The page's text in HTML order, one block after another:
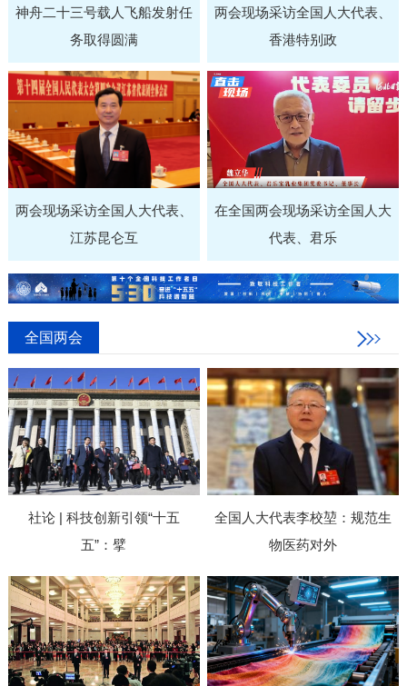
神舟二十三号载人飞船发射任
务取得圆满
两会现场采访全国人大代表、
香港特别政
两会现场采访全国人大代表、
江苏昆仑互
在全国两会现场采访全国人大
代表、君乐
全国两会
社论 | 科技创新引领“十五
五”：擘
全国人大代表李校堃：规范生
物医药对外